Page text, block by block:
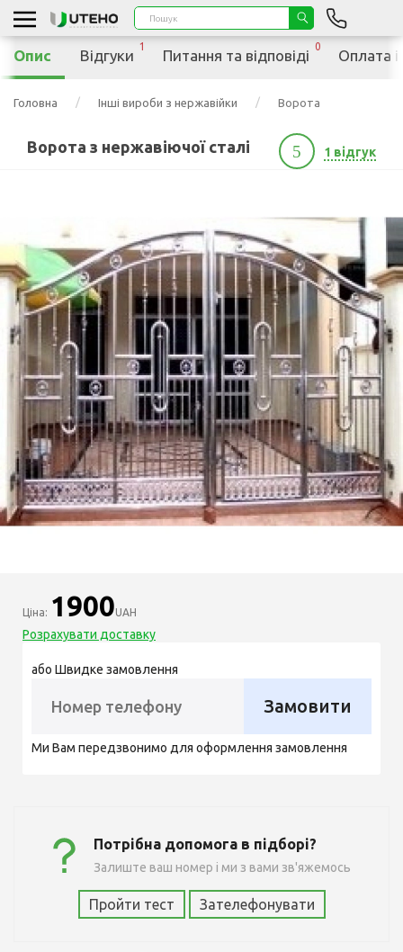
Головна Інші вироби з нержавійки Ворота
Ворота з нержавіючої сталі 5 1 відгук
Ціна: 1900UAH
Розрахувати доставку
або Швидке замовлення
Замовити
Ми Вам передзвонимо для оформлення замовлення
Потрібна допомога в підборі?
Залиште ваш номер і ми з вами зв'яжемось
Пройти тест Зателефонувати
Опис Відгуки
1
Питання та відповіді
0
Оплата